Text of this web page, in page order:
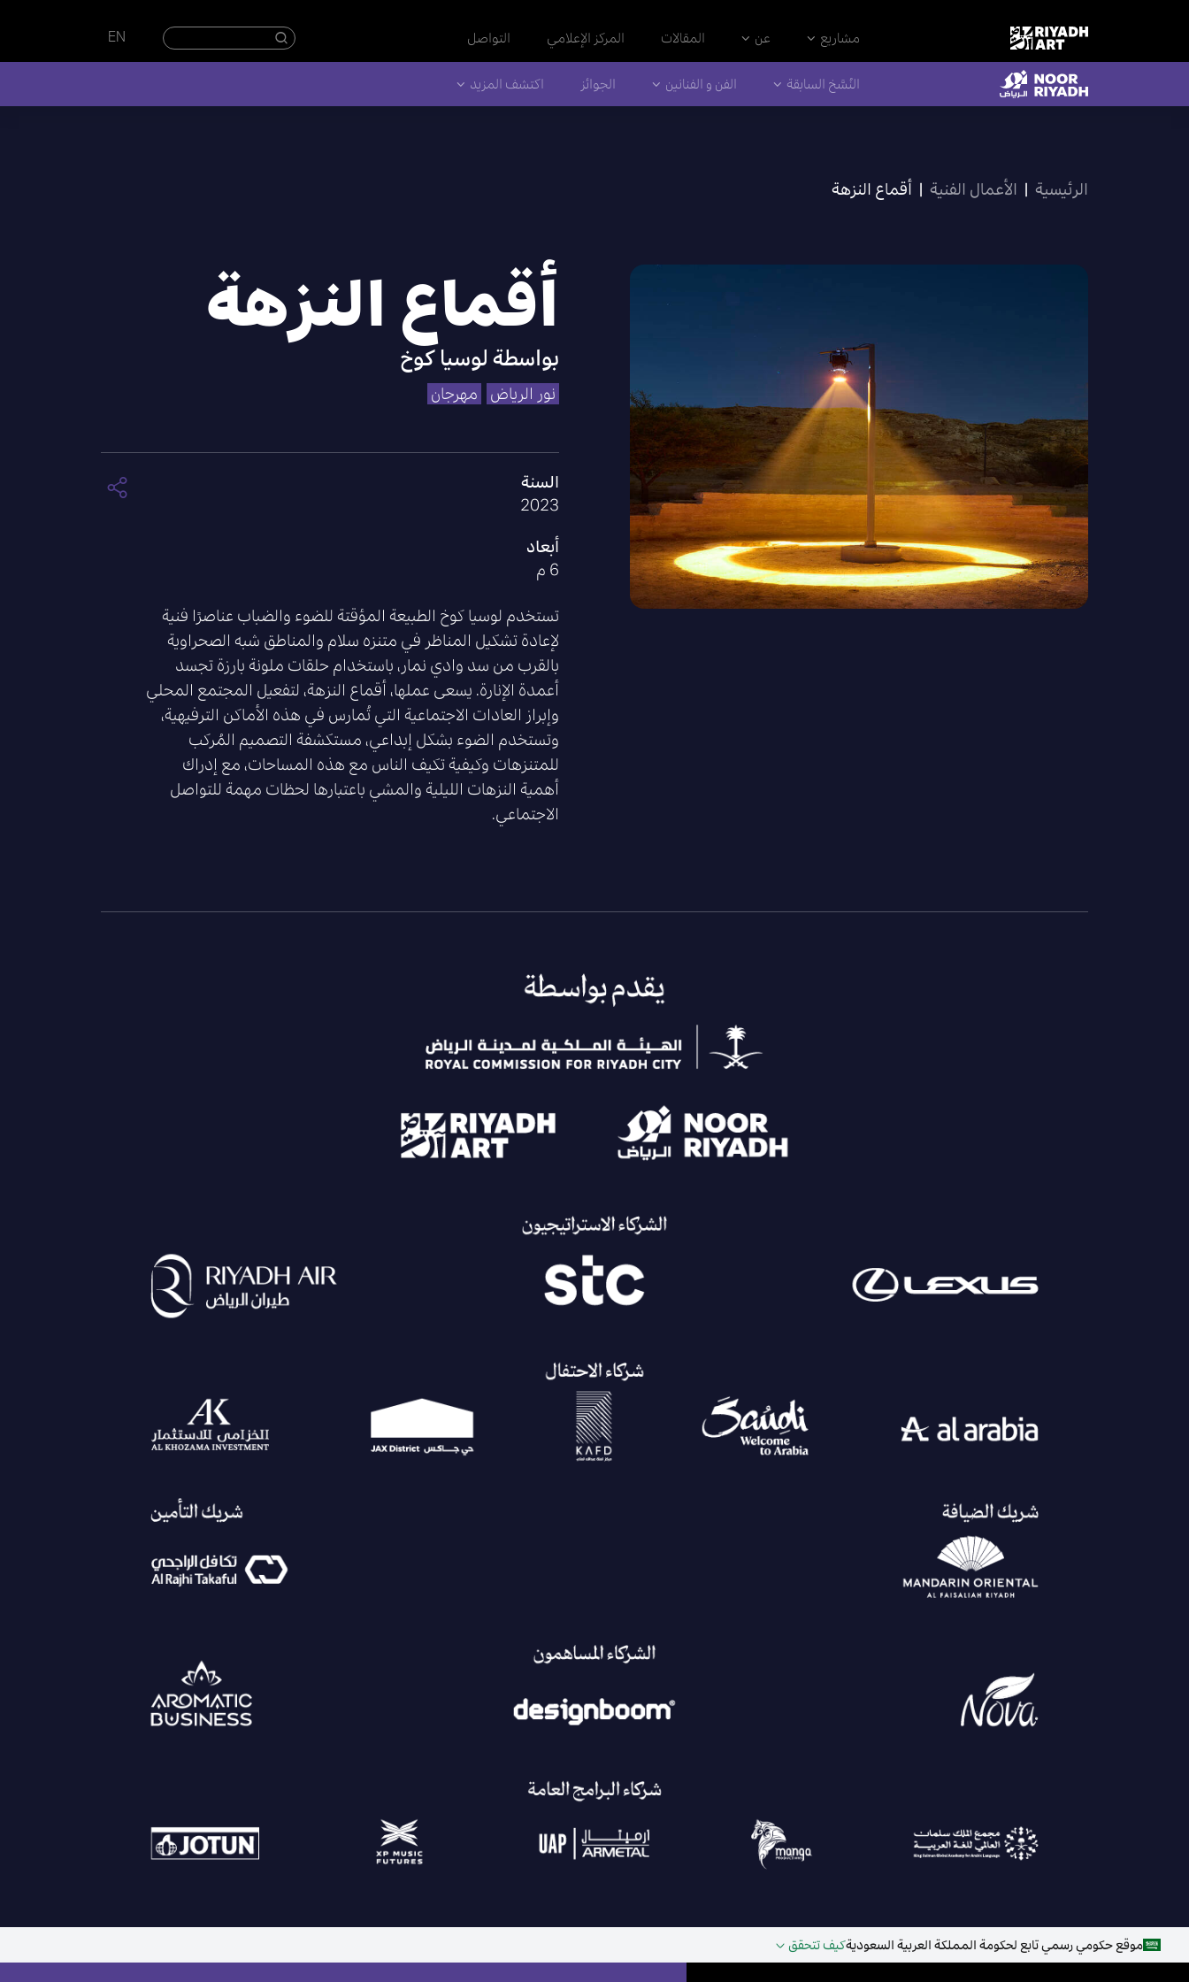
مشاريع عن المقالات المركز الإعلامي التواصل EN
النُسَّخ السابقة الفن و الفنانين الجوائز اكتشف المزيد
الرئيسية | الأعمال الفنية | أقماع النزهة
أقماع النزهة
بواسطة لوسيا كوخ
نور الرياض مهرجان
السنة
2023
أبعاد
6 م
تستخدم لوسيا كوخ الطبيعة المؤقتة للضوء والضباب عناصرًا فنية
لإعادة تشكيل المناظر في متنزه سلام والمناطق شبه الصحراوية
بالقرب من سد وادي نمار، باستخدام حلقات ملونة بارزة تجسد
أعمدة الإنارة. يسعى عملها، أقماع النزهة، لتفعيل المجتمع المحلي
وإبراز العادات الاجتماعية التي تُمارس في هذه الأماكن الترفيهية،
وتستخدم الضوء بشكل إبداعي، مستكشفة التصميم المُركب
للمتنزهات وكيفية تكيف الناس مع هذه المساحات، مع إدراك
أهمية النزهات الليلية والمشي باعتبارها لحظات مهمة للتواصل
الاجتماعي.
موقع حكومي رسمي تابع لحكومة المملكة العربية السعوديةكيف تتحقق